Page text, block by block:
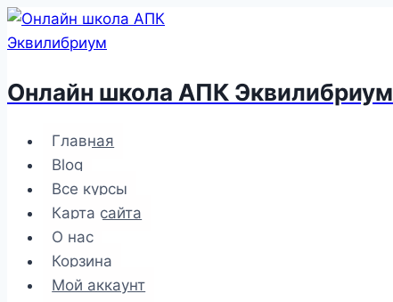
Перейти
к
Онлайн школа АПК Эквилибриум
Главная
Blog
Все курсы
Карта сайта
О нас
Корзина
Мой аккаунт